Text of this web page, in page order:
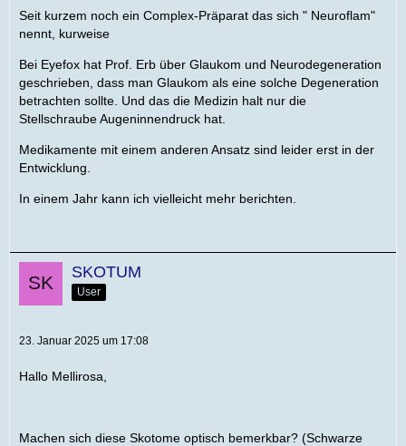
Seit kurzem noch ein Complex-Präparat das sich " Neuroflam"
nennt, kurweise
Bei Eyefox hat Prof. Erb über Glaukom und Neurodegeneration
geschrieben, dass man Glaukom als eine solche Degeneration
betrachten sollte. Und das die Medizin halt nur die
Stellschraube Augeninnendruck hat.
Medikamente mit einem anderen Ansatz sind leider erst in der
Entwicklung.
In einem Jahr kann ich vielleicht mehr berichten.
SKOTUM
User
23. Januar 2025 um 17:08
Hallo Mellirosa,
Machen sich diese Skotome optisch bemerkbar? (Schwarze